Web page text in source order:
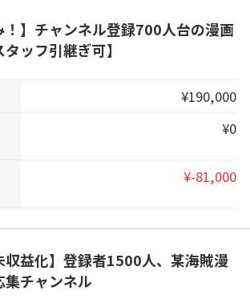
！】チャンネル登録700人台の漫画
ッフ引継ぎ可】
¥190,000
¥0
¥-81,000
収益化】登録者1500人、某海賊漫
集チャンネル